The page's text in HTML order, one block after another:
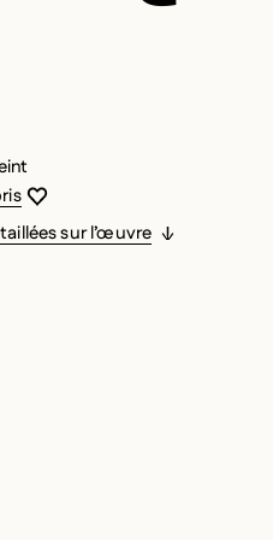
devez être connecté pour
la modale
la modale
sur l’œuvre